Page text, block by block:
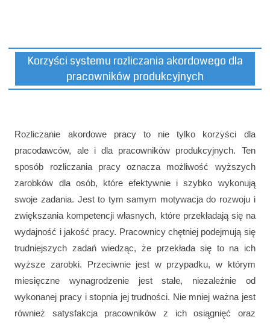
Korzyści systemu rozliczania akordowego dla
pracowników produkcyjnych
Rozliczanie akordowe pracy to nie tylko korzyści dla
pracodawców, ale i dla pracowników produkcyjnych. Ten
sposób rozliczania pracy oznacza możliwość wyższych
zarobków dla osób, które efektywnie i szybko wykonują
swoje zadania. Jest to tym samym motywacja do rozwoju i
zwiększania kompetencji własnych, które przekładają się na
wydajność i jakość pracy. Pracownicy chętniej podejmują się
trudniejszych zadań wiedząc, że przekłada się to na ich
wyższe zarobki. Przeciwnie jest w przypadku, w którym
miesięczne wynagrodzenie jest stałe, niezależnie od
wykonanej pracy i stopnia jej trudności. Nie mniej ważna jest
również satysfakcja pracowników z ich osiągnięć oraz